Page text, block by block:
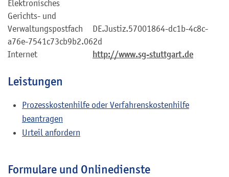
Elektronisches
Gerichts- und
Verwaltungspostfach
DE.Justiz.57001864-dc1b-4c8c-
a76e-7541c73cb9b2.062d
Internet
http://www.sg-stuttgart.de
Leistungen
Prozesskostenhilfe oder Verfahrenskostenhilfe
beantragen
Urteil anfordern
Formulare und Onlinedienste